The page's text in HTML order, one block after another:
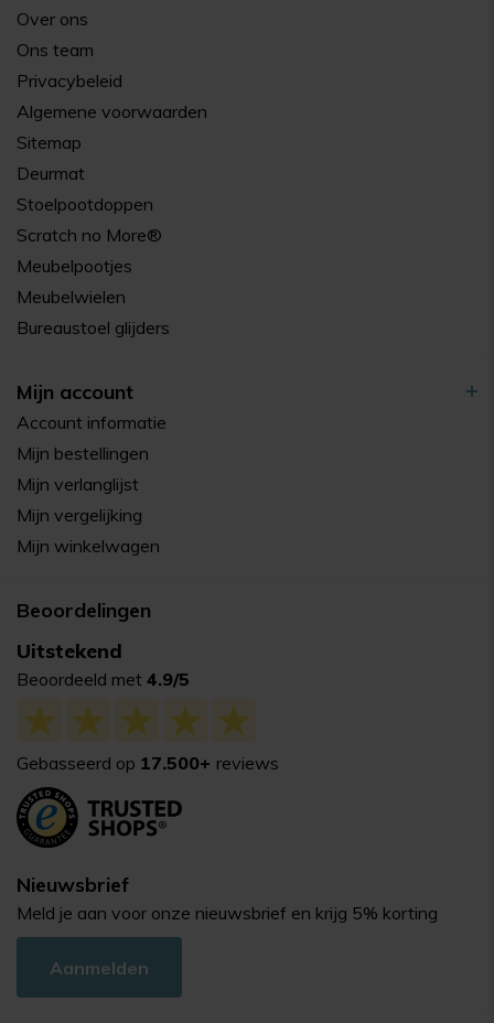
Over ons
Ons team
Privacybeleid
Algemene voorwaarden
Sitemap
Deurmat
Stoelpootdoppen
Scratch no More®
Meubelpootjes
Meubelwielen
Bureaustoel glijders
Mijn account
Account informatie
Mijn bestellingen
Mijn verlanglijst
Mijn vergelijking
Mijn winkelwagen
Beoordelingen
Uitstekend
Beoordeeld met 4.9/5
Gebasseerd op 17.500+ reviews
Nieuwsbrief
Meld je aan voor onze nieuwsbrief en krijg 5% korting
Aanmelden